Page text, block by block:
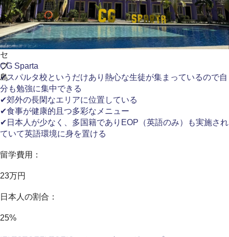
セ
ブ
島
CG Sparta
✔スパルタ校というだけあり熱心な生徒が集まっているので自
分も勉強に集中できる
✔郊外の長閑なエリアに位置している
✔食事が健康的且つ多彩なメニュー
✔日本人が少なく、多国籍でありEOP（英語のみ）も実施され
ていて英語環境に身を置ける
留学費用：
23万円
日本人の割合：
25%